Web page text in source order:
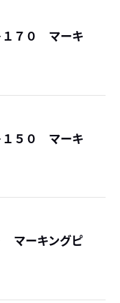
１７０ マーキ
１５０ マーキ
マーキングピ